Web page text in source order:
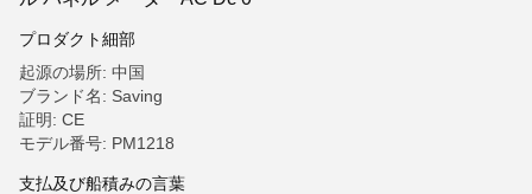
プロダクト細部
起源の場所: 中国
ブランド名: Saving
証明: CE
モデル番号: PM1218
支払及び船積みの言葉